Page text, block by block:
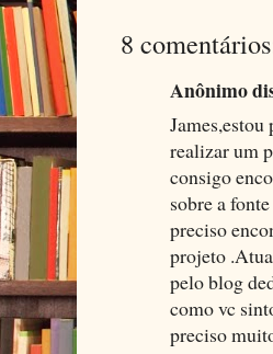
8
Anônimo
realizar um
consigo
sobre a
preciso
projeto
pelo blog
como vc
preciso